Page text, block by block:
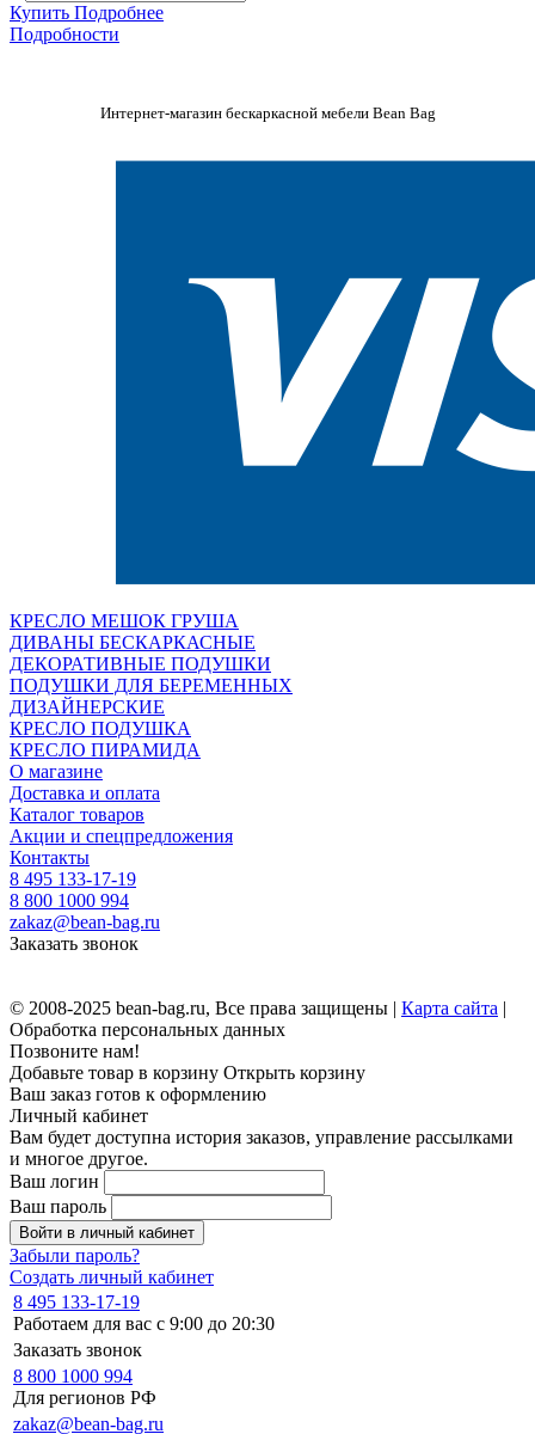
Купить Подробнее
Подробности
Интернет-магазин бескаркасной мебели Bean Bag
КРЕСЛО МЕШОК ГРУША
ДИВАНЫ БЕСКАРКАСНЫЕ
ДЕКОРАТИВНЫЕ ПОДУШКИ
ПОДУШКИ ДЛЯ БЕРЕМЕННЫХ
ДИЗАЙНЕРСКИЕ
КРЕСЛО ПОДУШКА
КРЕСЛО ПИРАМИДА
О магазине
Доставка и оплата
Каталог товаров
Акции и спецпредложения
Контакты
8 495 133-17-19
8 800 1000 994
zakaz@bean-bag.ru
Заказать звонок
© 2008-2025 bean-bag.ru, Все права защищены | Карта сайта |
Обработка персональных данных
Позвоните нам!
Добавьте товар в корзину Открыть корзину
Ваш заказ готов к оформлению
Личный кабинет
Вам будет доступна история заказов, управление рассылками
и многое другое.
Ваш логин
Ваш пароль
Войти в личный кабинет
Забыли пароль?
Создать личный кабинет
8 495 133-17-19
Работаем для вас с 9:00 до 20:30
Заказать звонок
8 800 1000 994
Для регионов РФ
zakaz@bean-bag.ru